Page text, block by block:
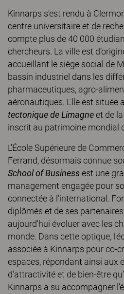
Kinnarps s’est rendu à
centre universitaire et de
compte plus de 40 000
chercheurs. La ville est
accueillant le siège social de
bassin industriel dans les
pharmaceutiques, agro-
aéronautiques. Elle est située
tectonique de Limagneet de la
inscrit au patrimoine mondial
L'École Supérieure de
Ferrand, désormais connue
School of Businessest une
management engagée pour
connectée à l'international.
diplômés et de ses
aujourd'hui évoluer avec les
monde. Dans cette optique,
associée à Kinnarps pour co-
espaces, répondant ainsi aux
d'attractivité et de bien-être
Kinnarps a su accompagner